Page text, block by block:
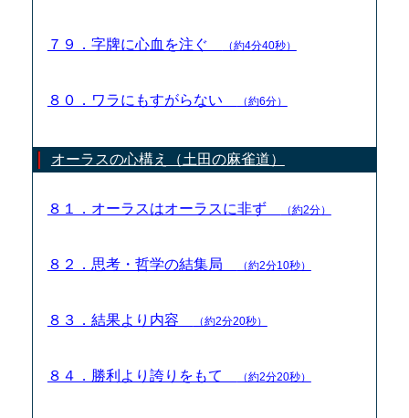
７９．字牌に心血を注ぐ （約4分40秒）
８０．ワラにもすがらない （約6分）
オーラスの心構え（土田の麻雀道）
８１．オーラスはオーラスに非ず （約2分）
８２．思考・哲学の結集局 （約2分10秒）
８３．結果より内容 （約2分20秒）
８４．勝利より誇りをもて （約2分20秒）